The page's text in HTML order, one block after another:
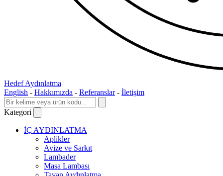
Hedef Aydınlatma
English - Hakkımızda - Referanslar - İletişim
Kategori
İÇ AYDINLATMA
Aplikler
Avize ve Sarkıt
Lambader
Masa Lambası